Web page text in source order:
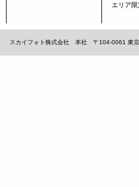
エリア
スカイフォト株式会社 本社 〒104-0061 東